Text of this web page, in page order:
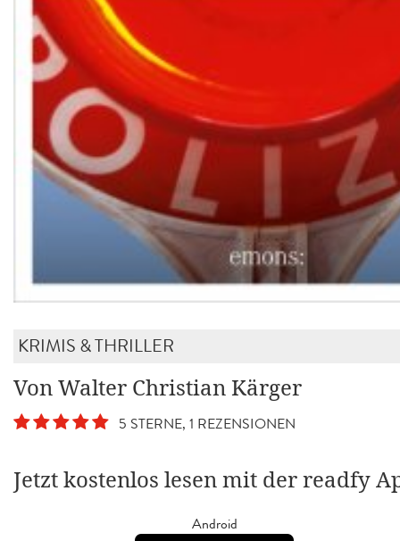
KRIMIS & THRILLER
Von Walter Christian Kärger
5 STERNE, 1 REZENSIONEN
Jetzt kostenlos lesen mit der readfy
Android